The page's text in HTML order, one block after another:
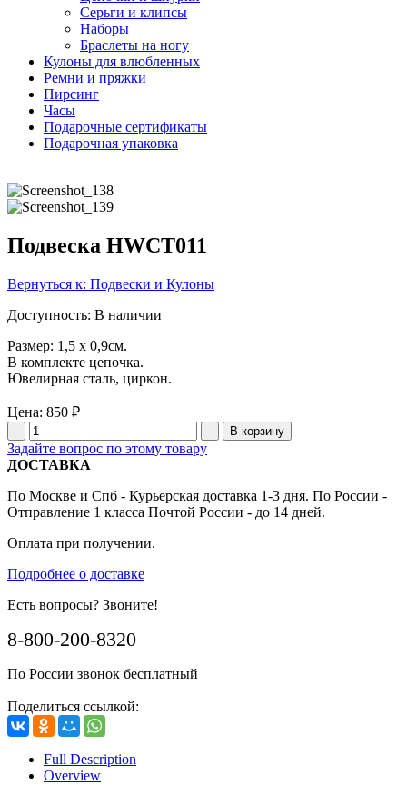
Серьги и клипсы
Наборы
Браслеты на ногу
Кулоны для влюбленных
Ремни и пряжки
Пирсинг
Часы
Подарочные сертификаты
Подарочная упаковка
Подвеска HWCT011
Вернуться к: Подвески и Кулоны
Доступность: В наличии
Размер: 1,5 x 0,9см.
В комплекте цепочка.
Ювелирная сталь, циркон.
Цена: 850 ₽
Задайте вопрос по этому товару
ДОСТАВКА
По Москве и Спб - Курьерская доставка 1-3 дня. По России -
Отправление 1 класса Почтой России - до 14 дней.
Оплата при получении.
Подробнее о доставке
Есть вопросы? Звоните!
8-800-200-8320
По России звонок бесплатный
Поделиться ссылкой:
Full Description
Overview